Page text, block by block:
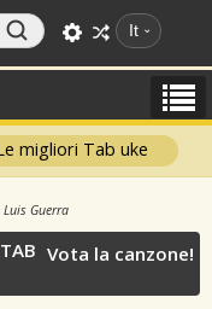
It
migliori Tab uke
Luis Guerra
TAB Vota la canzone!